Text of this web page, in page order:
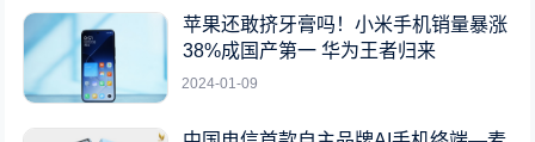
苹果还敢挤牙膏吗！小米手机销量暴涨
38%成国产第一 华为王者归来
2024-01-09